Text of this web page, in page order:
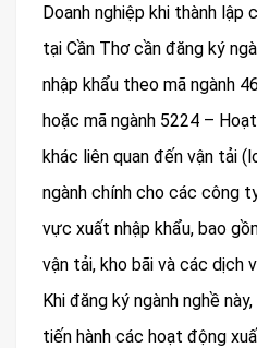
Doanh nghiệp khi thành lập
tại Cần Thơ cần đăng ký
nhập khẩu theo mã ngành
hoặc mã ngành 5224 –
khác liên quan đến vận tải
ngành chính cho các công
vực xuất nhập khẩu, bao
vận tải, kho bãi và các dịch
Khi đăng ký ngành nghề
tiến hành các hoạt động